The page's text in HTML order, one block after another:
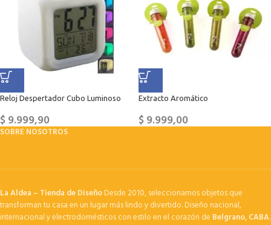
Reloj Despertador Cubo Luminoso
$9.999,90
Extracto Aromático
$9.999,00
SOBRE NOSOTROS
La Aldea – Tienda de DiseñoDesde 2010, seleccionamos objetos que
transforman tu casa en un lugar más lindo y divertido. Diseño nacional,
internacional y electrodomésticos con estilo en el corazón de Belgrano, CABA.